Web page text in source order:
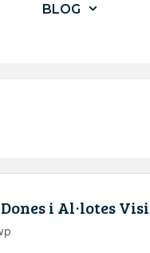
BLOG
i Al·lotes